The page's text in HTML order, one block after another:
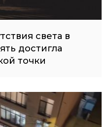
света в
достигла
точки